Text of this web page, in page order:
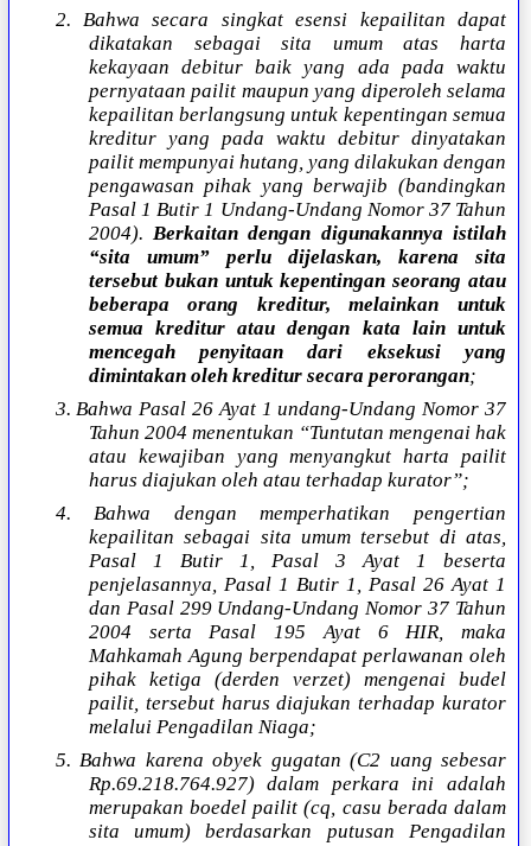
2. Bahwa secara singkat esensi kepailitan dapat
dikatakan sebagai sita umum atas harta
kekayaan debitur baik yang ada pada waktu
pernyataan pailit maupun yang diperoleh selama
kepailitan berlangsung untuk kepentingan semua
kreditur yang pada waktu debitur dinyatakan
pailit mempunyai hutang, yang dilakukan dengan
pengawasan pihak yang berwajib (bandingkan
Pasal 1 Butir 1 Undang-Undang Nomor 37 Tahun
2004).Berkaitan dengan digunakannya istilah
“sita umum” perlu dijelaskan, karena sita
tersebut bukan untuk kepentingan seorang atau
beberapa orang kreditur, melainkan untuk
semua kreditur atau dengan kata lain untuk
mencegah penyitaan dari eksekusi yang
dimintakan oleh kreditur secara perorangan;
3. Bahwa Pasal 26 Ayat 1 undang-Undang Nomor 37
Tahun 2004 menentukan “Tuntutan mengenai hak
atau kewajiban yang menyangkut harta pailit
harus diajukan oleh atau terhadap kurator”;
4. Bahwa dengan memperhatikan pengertian
kepailitan sebagai sita umum tersebut di atas,
Pasal 1 Butir 1, Pasal 3 Ayat 1 beserta
penjelasannya, Pasal 1 Butir 1, Pasal 26 Ayat 1
dan Pasal 299 Undang-Undang Nomor 37 Tahun
2004 serta Pasal 195 Ayat 6 HIR, maka
Mahkamah Agung berpendapat perlawanan oleh
pihak ketiga (derden verzet) mengenai budel
pailit, tersebut harus diajukan terhadap kurator
melalui Pengadilan Niaga;
5. Bahwa karena obyek gugatan (C2 uang sebesar
Rp.69.218.764.927) dalam perkara ini adalah
merupakan boedel pailit (cq, casu berada dalam
sita umum) berdasarkan putusan Pengadilan